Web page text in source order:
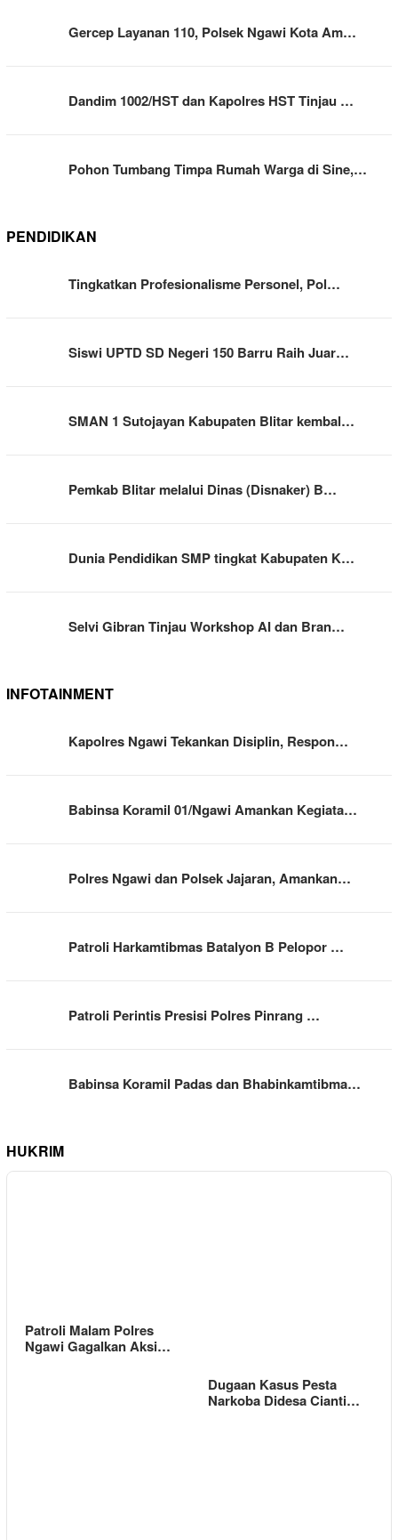
Gercep Layanan 110, Polsek Ngawi Kota Am…
Dandim 1002/HST dan Kapolres HST Tinjau …
Pohon Tumbang Timpa Rumah Warga di Sine,…
PENDIDIKAN
Tingkatkan Profesionalisme Personel, Pol…
Siswi UPTD SD Negeri 150 Barru Raih Juar…
SMAN 1 Sutojayan Kabupaten Blitar kembal…
Pemkab Blitar melalui Dinas (Disnaker) B…
Dunia Pendidikan SMP tingkat Kabupaten K…
Selvi Gibran Tinjau Workshop AI dan Bran…
INFOTAINMENT
Kapolres Ngawi Tekankan Disiplin, Respon…
Babinsa Koramil 01/Ngawi Amankan Kegiata…
Polres Ngawi dan Polsek Jajaran, Amankan…
Patroli Harkamtibmas Batalyon B Pelopor …
Patroli Perintis Presisi Polres Pinrang …
Babinsa Koramil Padas dan Bhabinkamtibma…
HUKRIM
Patroli Malam Polres
Ngawi Gagalkan Aksi…
Dugaan Kasus Pesta
Narkoba Didesa Cianti…